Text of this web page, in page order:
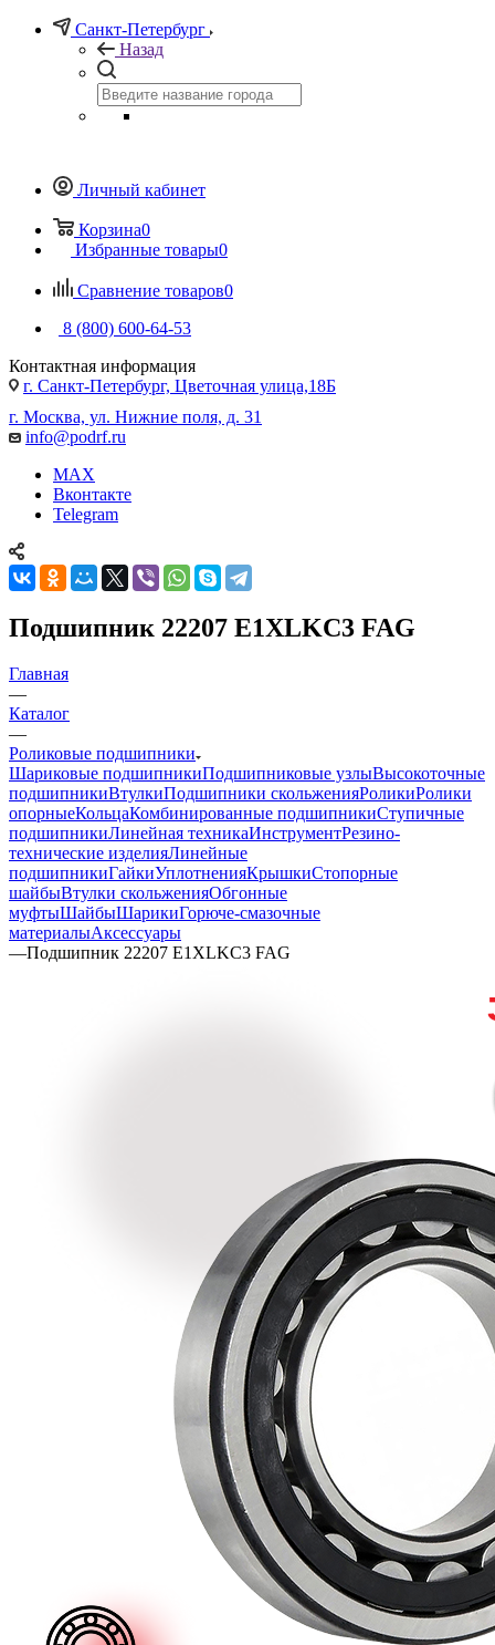
Санкт-Петербург
Назад
Личный кабинет
Корзина0
Избранные товары0
Сравнение товаров0
8 (800) 600-64-53
Контактная информация
г. Санкт-Петербург, Цветочная улица,18Б
г. Москва, ул. Нижние поля, д. 31
info@podrf.ru
MAX
Вконтакте
Telegram
Подшипник 22207 E1XLKC3 FAG
Главная
—
Каталог
—
Роликовые подшипники
Шариковые подшипникиПодшипниковые узлыВысокоточные
подшипникиВтулкиПодшипники скольженияРоликиРолики
опорныеКольцаКомбинированные подшипникиСтупичные
подшипникиЛинейная техникаИнструментРезино-
технические изделияЛинейные
подшипникиГайкиУплотненияКрышкиСтопорные
шайбыВтулки скольженияОбгонные
муфтыШайбыШарикиГорюче-смазочные
материалыАксессуары
—Подшипник 22207 E1XLKC3 FAG